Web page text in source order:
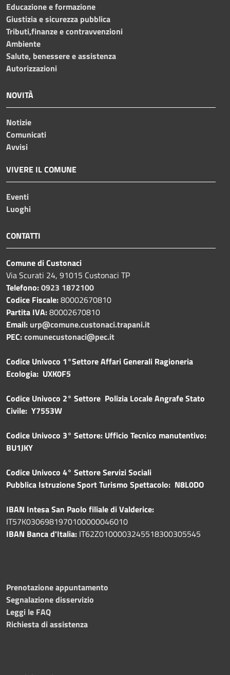
Educazione e formazione
Giustizia e sicurezza pubblica
Tributi,finanze e contravvenzioni
Ambiente
Salute, benessere e assistenza
Autorizzazioni
NOVITÀ
Notizie
Comunicati
Avvisi
VIVERE IL COMUNE
Eventi
Luoghi
CONTATTI
Comune di Custonaci
Via Scurati 24, 91015 Custonaci TP
Telefono:0923 1872100
Codice Fiscale:80002670810
Partita IVA:80002670810
Email: urp@comune.custonaci.trapani.it
PEC:comunecustonaci@pec.it
Codice Univoco 1°Settore Affari Generali Ragioneria
Ecologia: UXK0F5
Codice Univoco 2° Settore Polizia Locale Angrafe Stato
Civile: Y7553W
Codice Univoco 3° Settore: Ufficio Tecnico manutentivo:
BU1JKY
Codice Univoco 4° Settore Servizi Sociali
Pubblica Istruzione Sport Turismo Spettacolo: N8L0DO
IBAN Intesa San Paolo filiale di Valderice:
IT57K0306981970100000046010
IBAN Banca d'Italia: IT62Z0100003245518300305545
Prenotazione appuntamento
Segnalazione disservizio
Leggi le FAQ
Richiesta di assistenza